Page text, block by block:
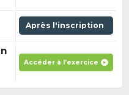
Après l'inscription
Accéder à l'exercice